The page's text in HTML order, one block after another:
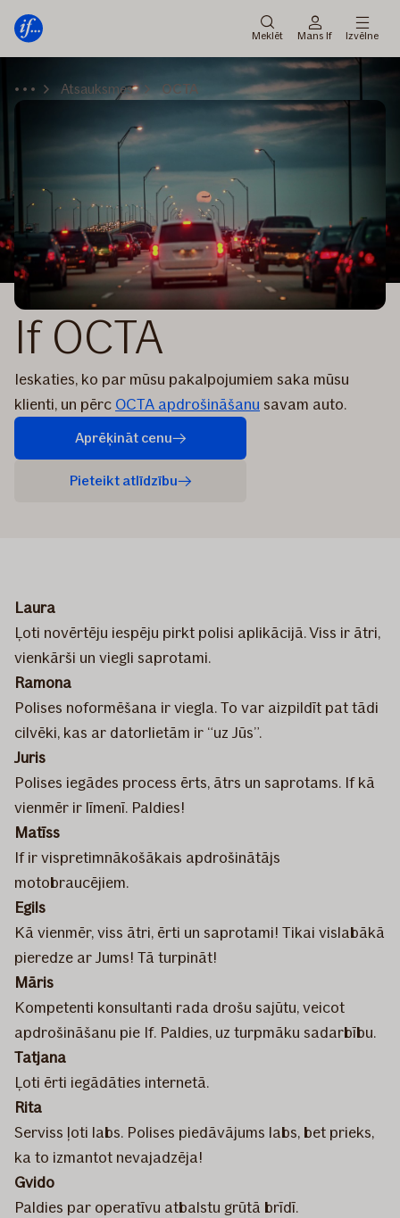
izvēlne
Meklēt Mans If Izvēlne
Atsauksmes OCTA
If OCTA
Ieskaties, ko par mūsu pakalpojumiem saka mūsu
klienti, un pērc OCTA apdrošināšanu savam auto.
Aprēķināt cenu
Pieteikt atlīdzību
Laura
Ļoti novērtēju iespēju pirkt polisi aplikācijā. Viss ir ātri,
vienkārši un viegli saprotami.
Ramona
Polises noformēšana ir viegla. To var aizpildīt pat tādi
cilvēki, kas ar datorlietām ir “uz Jūs”.
Juris
Polises iegādes process ērts, ātrs un saprotams. If kā
vienmēr ir līmenī. Paldies!
Matīss
If ir vispretimnākošākais apdrošinātājs
motobraucējiem.
Egils
Kā vienmēr, viss ātri, ērti un saprotami! Tikai vislabākā
pieredze ar Jums! Tā turpināt!
Māris
Kompetenti konsultanti rada drošu sajūtu, veicot
apdrošināšanu pie If. Paldies, uz turpmāku sadarbību.
Tatjana
Ļoti ērti iegādāties internetā.
Rita
Serviss ļoti labs. Polises piedāvājums labs, bet prieks,
ka to izmantot nevajadzēja!
Gvido
Paldies par operatīvu atbalstu grūtā brīdī.